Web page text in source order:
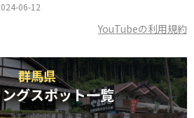
06-12
YouTubeの利用規約
群馬県
グスポット一覧